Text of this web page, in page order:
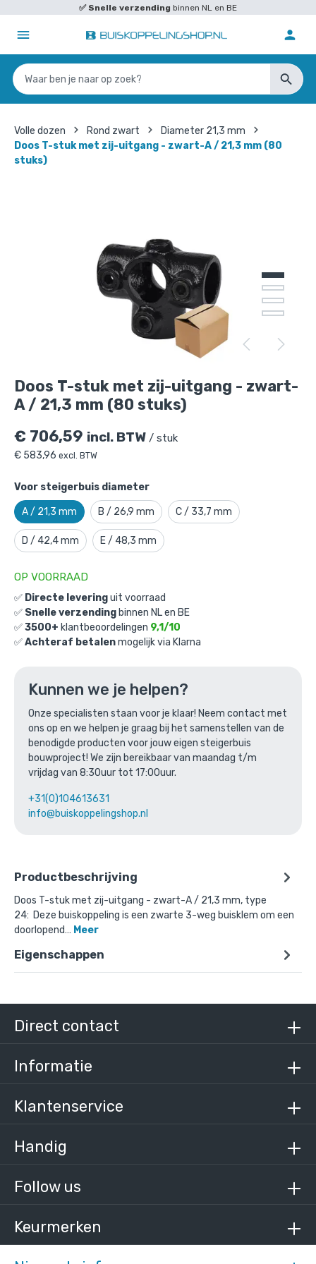
✅ Snelle verzending binnen NL en BE
Volle dozen Rond zwart
Diameter 21,3 mm
Doos T-stuk met zij-uitgang - zwart-A / 21,3 mm (80
stuks)
Doos T-stuk met zij-uitgang - zwart-
A / 21,3 mm (80 stuks)
€ 706,59 incl. BTW / stuk
€ 583,96 excl. BTW
Voor steigerbuis diameter
A / 21,3 mm B / 26,9 mm C / 33,7 mm
D / 42,4 mm E / 48,3 mm
OP VOORRAAD
✅ Directe leveringuit voorraad
✅ Snelle verzending binnen NL en BE
✅3500+ klantbeoordelingen 9,1/10
✅Achteraf betalenmogelijk via Klarna
Kunnen we je helpen?
Onze specialisten staan voor je klaar! Neem contact met
ons op en we helpen je graag bij het samenstellen van de
benodigde producten voor jouw eigen steigerbuis
bouwproject! We zijn bereikbaar van maandag t/m
vrijdag van 8:30uur tot 17:00uur.
+31(0)104613631
info@buiskoppelingshop.nl
Productbeschrijving
Doos T-stuk met zij-uitgang - zwart-A / 21,3 mm, type
24: Deze buiskoppeling is een zwarte 3-weg buisklem om een
doorlopend… Meer
Eigenschappen
Doos T-stuk met zij-uitgang - zwart-A /
is toegevoegd aan je
Doos T-stuk met zij-uitgang - zwart-A
/ 21,3 mm (80 stuks)
Productnummer: D101024ZWA
€706,59 incl. BTW / stuk
€583,96 excl. BTW
of verder winkelen
Bovenstaande product wordt vaak
gecombineerd met:
€ 9,62 incl. BTW
€ 7,95 excl. BTW
Follow us
Keurmerken
Direct contact
Informatie
Klantenservice
Handig